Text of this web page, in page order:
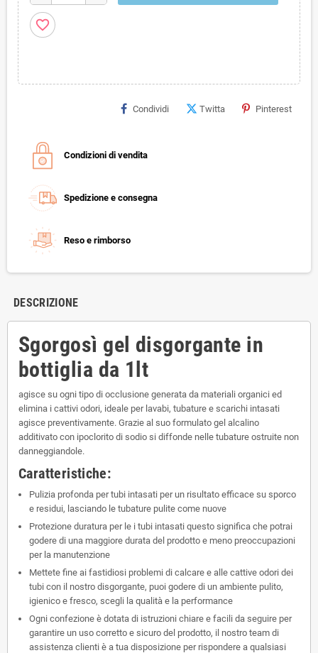
favorite_border
Condividi Twitta Pinterest
Condizioni di vendita
Spedizione e consegna
Reso e rimborso
DESCRIZIONE
Sgorgosì gel disgorgante in
bottiglia da 1lt
agisce su ogni tipo di occlusione generata da materiali organici ed
elimina i cattivi odori, ideale per lavabi, tubature e scarichi intasati
agisce preventivamente. Grazie al suo formulato gel alcalino
additivato con ipoclorito di sodio si diffonde nelle tubature ostruite non
danneggiandole.
Caratteristiche:
Pulizia profonda per tubi intasati per un risultato efficace su sporco
e residui, lasciando le tubature pulite come nuove
Protezione duratura per le i tubi intasati questo significa che potrai
godere di una maggiore durata del prodotto e meno preoccupazioni
per la manutenzione
Mettete fine ai fastidiosi problemi di calcare e alle cattive odori dei
tubi con il nostro disgorgante, puoi godere di un ambiente pulito,
igienico e fresco, scegli la qualità e la performance
Ogni confezione è dotata di istruzioni chiare e facili da seguire per
garantire un uso corretto e sicuro del prodotto, il nostro team di
assistenza clienti è a tua disposizione per rispondere a qualsiasi